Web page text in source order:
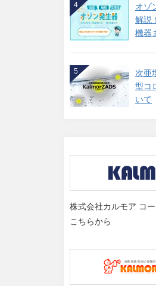
4
オゾ
解説
機器
5
次亜
型コ
いて
株式会社カルモア コ
こちらから